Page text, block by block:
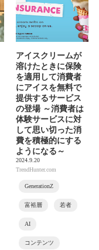
アイスクリームが
溶けたときに保険
を適用して消費者
にアイスを無料で
提供するサービス
の登場 ～消費者は
体験サービスに対
して思い切った消
費を積極的にする
ようになる～
2024.9.20
TrendHunter.com
GenerationZ
富裕層 若者
AI
コンテンツ